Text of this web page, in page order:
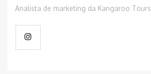
Analista de marketing da Kangaroo Tours